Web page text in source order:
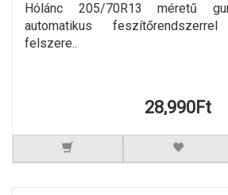
Hólánc 205/70R13 méretű
automatikus
felszere..
28,990Ft